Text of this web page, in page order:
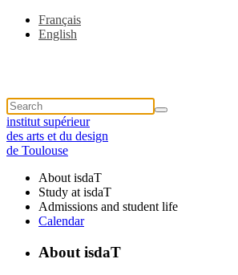
Français
English
institut supérieur
des arts et du design
de Toulouse
About isdaT
Study at isdaT
Admissions and student life
Calendar
About isdaT